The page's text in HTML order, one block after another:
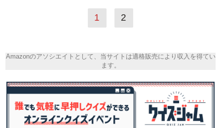
1 2
Amazonのアソシエイトとして、当サイトは適格販売により収入を得てい
ます。